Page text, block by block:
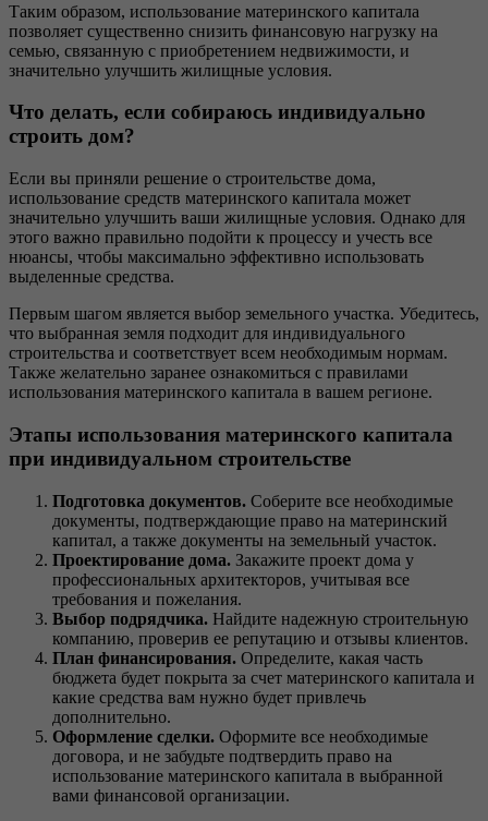
Таким образом, использование материнского капитала
позволяет существенно снизить финансовую нагрузку на
семью, связанную с приобретением недвижимости, и
значительно улучшить жилищные условия.
Что делать, если собираюсь индивидуально
строить дом?
Если вы приняли решение о строительстве дома,
использование средств материнского капитала может
значительно улучшить ваши жилищные условия. Однако для
этого важно правильно подойти к процессу и учесть все
нюансы, чтобы максимально эффективно использовать
выделенные средства.
Первым шагом является выбор земельного участка. Убедитесь,
что выбранная земля подходит для индивидуального
строительства и соответствует всем необходимым нормам.
Также желательно заранее ознакомиться с правилами
использования материнского капитала в вашем регионе.
Этапы использования материнского капитала
при индивидуальном строительстве
Подготовка документов. Соберите все необходимые
документы, подтверждающие право на материнский
капитал, а также документы на земельный участок.
Проектирование дома. Закажите проект дома у
профессиональных архитекторов, учитывая все
требования и пожелания.
Выбор подрядчика. Найдите надежную строительную
компанию, проверив ее репутацию и отзывы клиентов.
План финансирования. Определите, какая часть
бюджета будет покрыта за счет материнского капитала и
какие средства вам нужно будет привлечь
дополнительно.
Оформление сделки. Оформите все необходимые
договора, и не забудьте подтвердить право на
использование материнского капитала в выбранной
вами финансовой организации.